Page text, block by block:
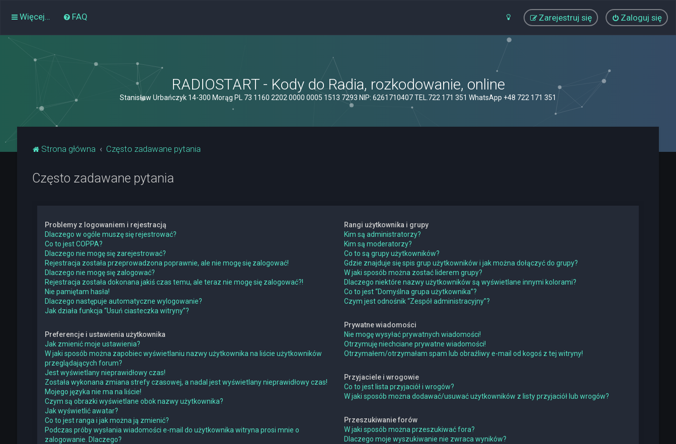
Więcej… FAQ Zaloguj się
Zarejestruj się
RADIOSTART - Kody do Radia, rozkodowanie, online
Stanisław Urbańczyk 14-300 Morąg PL 73 1160 2202 0000 0005 1513 7293 NIP: 6261710407 TEL.722 171 351 WhatsApp +48 722 171 351
Strona główna Często zadawane pytania
Często zadawane pytania
Problemy z logowaniem i rejestracją
Dlaczego w ogóle muszę się rejestrować?
Co to jest COPPA?
Dlaczego nie mogę się zarejestrować?
Rejestracja została przeprowadzona poprawnie, ale nie mogę się zalogować!
Dlaczego nie mogę się zalogować?
Rejestracja została dokonana jakiś czas temu, ale teraz nie mogę się zalogować?!
Nie pamiętam hasła!
Dlaczego następuje automatyczne wylogowanie?
Jak działa funkcja “Usuń ciasteczka witryny”?
Preferencje i ustawienia użytkownika
Jak zmienić moje ustawienia?
W jaki sposób można zapobiec wyświetlaniu nazwy użytkownika na liście użytkowników
przeglądających forum?
Jest wyświetlany nieprawidłowy czas!
Została wykonana zmiana strefy czasowej, a nadal jest wyświetlany nieprawidłowy czas!
Mojego języka nie ma na liście!
Czym są obrazki wyświetlane obok nazwy użytkownika?
Jak wyświetlić awatar?
Co to jest ranga i jak można ją zmienić?
Podczas próby wysłania wiadomości e-mail do użytkownika witryna prosi mnie o
zalogowanie. Dlaczego?
Rangi użytkownika i grupy
Kim są administratorzy?
Kim są moderatorzy?
Co to są grupy użytkowników?
Gdzie znajduje się spis grup użytkowników i jak można dołączyć do grupy?
W jaki sposób można zostać liderem grupy?
Dlaczego niektóre nazwy użytkowników są wyświetlane innymi kolorami?
Co to jest “Domyślna grupa użytkownika”?
Czym jest odnośnik “Zespół administracyjny”?
Prywatne wiadomości
Nie mogę wysyłać prywatnych wiadomości!
Otrzymuję niechciane prywatne wiadomości!
Otrzymałem/otrzymałam spam lub obraźliwy e-mail od kogoś z tej witryny!
Przyjaciele i wrogowie
Co to jest lista przyjaciół i wrogów?
W jaki sposób można dodawać/usuwać użytkowników z listy przyjaciół lub wrogów?
Przeszukiwanie forów
W jaki sposób można przeszukiwać fora?
Dlaczego moje wyszukiwanie nie zwraca wyników?